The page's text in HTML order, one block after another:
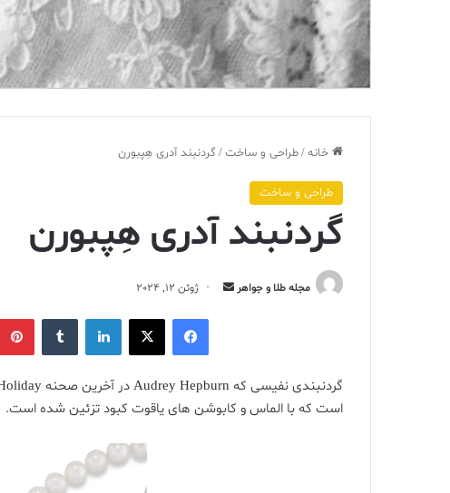
خانه/طراحی و ساخت/ گردنبند آدری هِپبورن
طراحی و ساخت
گردنبند آدری هِپبورن
مجله طلا و جواهر
ارسال ژوئن 12, 2024
فیس بوک X لینکدین ‫تامبلر
است که با الماس و کابوشن های یاقوت کبود تزئین شده است.